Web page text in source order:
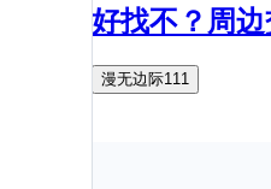
好找不？周
漫无边际111